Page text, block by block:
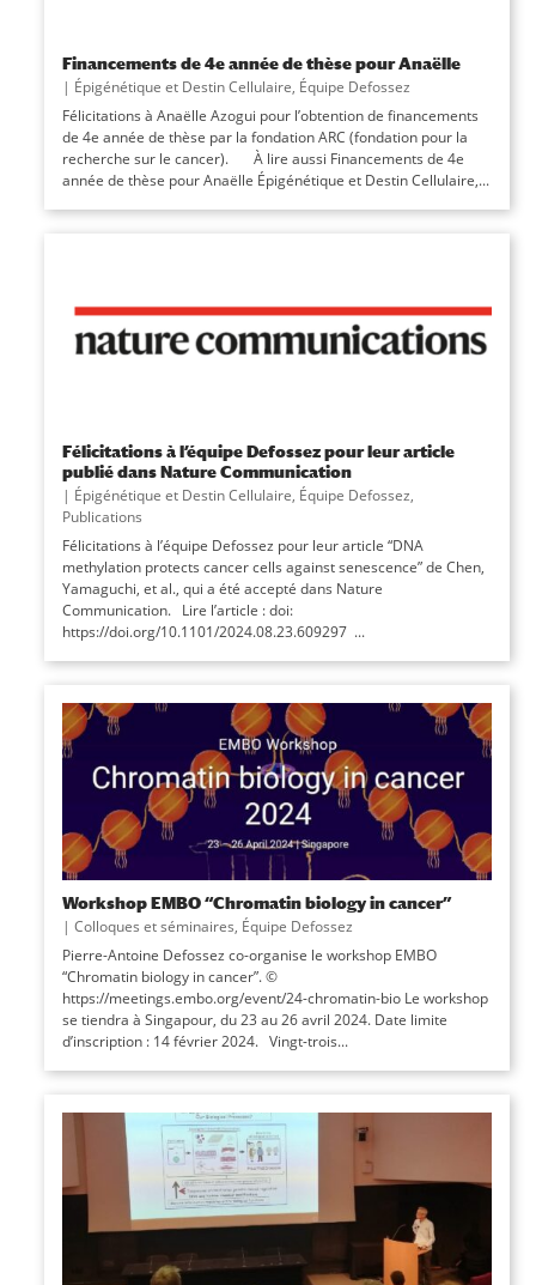
Financements de 4e année de thèse pour Anaëlle
| Épigénétique et Destin Cellulaire, Équipe Defossez
Félicitations à Anaëlle Azogui pour l’obtention de financements
de 4e année de thèse par la fondation ARC (fondation pour la
recherche sur le cancer). À lire aussi Financements de 4e
année de thèse pour Anaëlle Épigénétique et Destin Cellulaire,...
Félicitations à l’équipe Defossez pour leur article
publié dans Nature Communication
| Épigénétique et Destin Cellulaire, Équipe Defossez,
Publications
Félicitations à l’équipe Defossez pour leur article “DNA
methylation protects cancer cells against senescence” de Chen,
Yamaguchi, et al., qui a été accepté dans Nature
Communication. Lire l’article : doi:
https://doi.org/10.1101/2024.08.23.609297 ...
Workshop EMBO “Chromatin biology in cancer”
| Colloques et séminaires, Équipe Defossez
Pierre-Antoine Defossez co-organise le workshop EMBO
“Chromatin biology in cancer”. ©
https://meetings.embo.org/event/24-chromatin-bio Le workshop
se tiendra à Singapour, du 23 au 26 avril 2024. Date limite
d’inscription : 14 février 2024. Vingt-trois...